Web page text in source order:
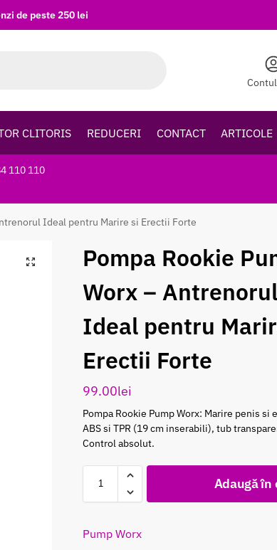
de peste 250 lei
CLITORIS REDUCERI CONTACT ARTICOLE
110 110
Ideal pentru Marire si Erectii Forte
Pompa Rookie
Worx – Antrenorul
Ideal pentru
Erectii Forte
99.00lei
Pompa Rookie Pump Worx: Marire penis
ABS si TPR (19 cm inserabili), tub
Control absolut.
Adaugă în
Pump Worx